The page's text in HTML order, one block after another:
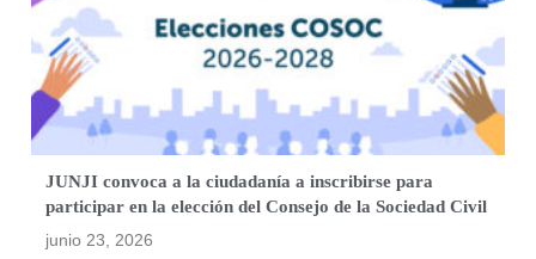
JUNJI convoca a la ciudadanía a inscribirse para
participar en la elección del Consejo de la Sociedad Civil
junio 23, 2026